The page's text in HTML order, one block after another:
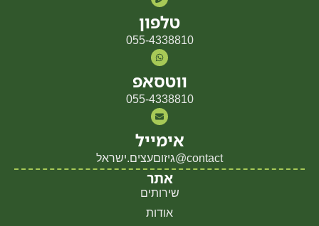
טלפון
055-4338810
ווטסאפ
055-4338810
אימייל
contact@גיזוםעצים.ישראל
אתר
שירותים
אודות